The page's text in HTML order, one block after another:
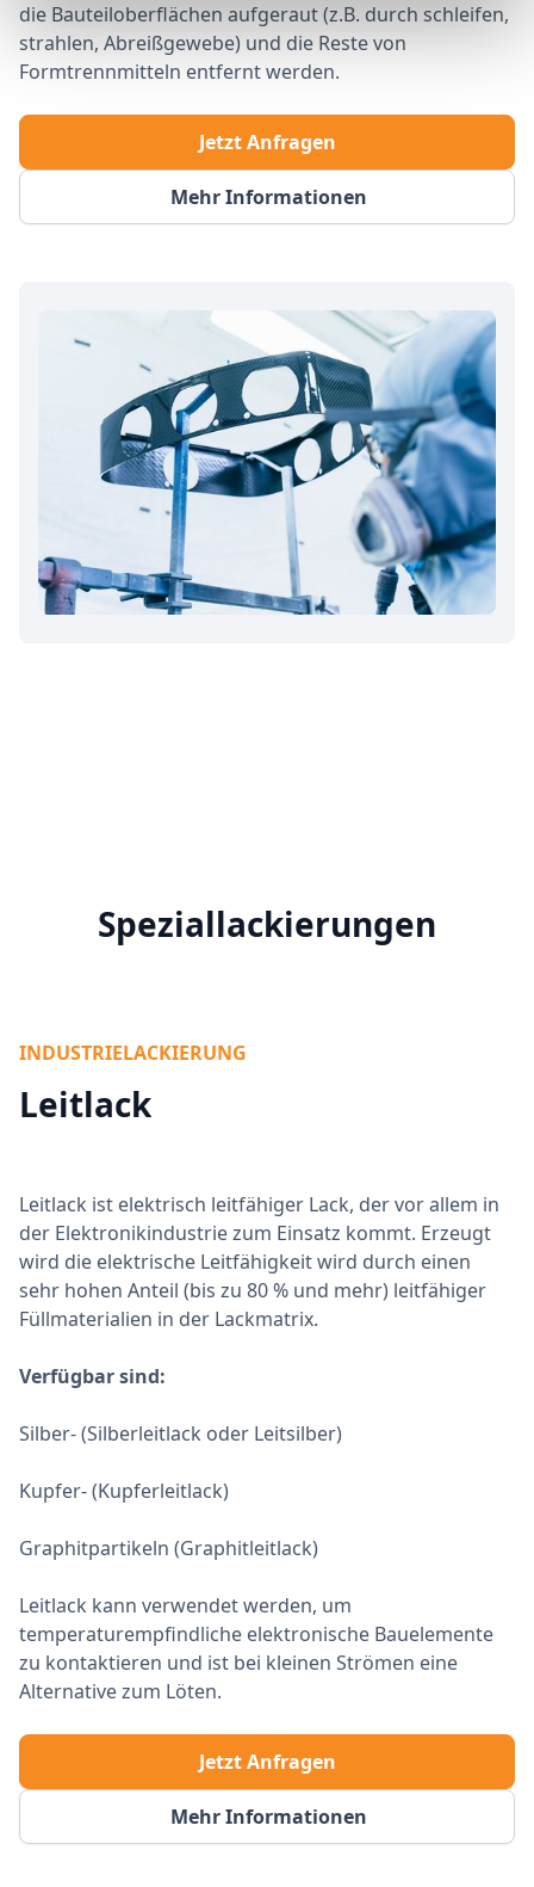
die Bauteiloberflächen aufgeraut (z.B. durch schleifen,
strahlen, Abreißgewebe) und die Reste von
Formtrennmitteln entfernt werden.
Mehr Informationen
Jetzt Anfragen
Speziallackierungen
INDUSTRIELACKIERUNG
Leitlack
Leitlack ist elektrisch leitfähiger Lack, der vor allem in
der Elektronikindustrie zum Einsatz kommt. Erzeugt
wird die elektrische Leitfähigkeit wird durch einen
sehr hohen Anteil (bis zu 80 % und mehr) leitfähiger
Füllmaterialien in der Lackmatrix.
Verfügbar sind:
Silber- (Silberleitlack oder Leitsilber)
Kupfer- (Kupferleitlack)
Graphitpartikeln (Graphitleitlack)
Leitlack kann verwendet werden, um
temperaturempfindliche elektronische Bauelemente
zu kontaktieren und ist bei kleinen Strömen eine
Alternative zum Löten.
Mehr Informationen
Jetzt Anfragen